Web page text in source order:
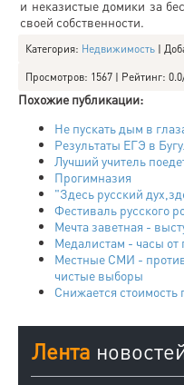
и неказистые домики за
своей собственности.
Категория: Недвижимость |
Просмотров: 1567 | Рейтинг: 0.0
Похожие публикации:
Не пускать дым в
Результаты ЕГЭ в
Лучший учитель
Прогимназия
"Здесь русский
Фестиваль русского
Мечта заветная -
Медалистам - часы от
Местные СМИ -
чистые выборы
Снижается стоимость
Лента